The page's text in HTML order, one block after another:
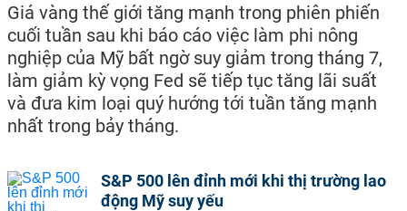
Giá vàng thế giới tăng mạnh trong phiên phiến
cuối tuần sau khi báo cáo việc làm phi nông
nghiệp của Mỹ bất ngờ suy giảm trong tháng 7,
làm giảm kỳ vọng Fed sẽ tiếp tục tăng lãi suất
và đưa kim loại quý hướng tới tuần tăng mạnh
nhất trong bảy tháng.
S&P 500 lên đỉnh mới khi thị trường lao
động Mỹ suy yếu